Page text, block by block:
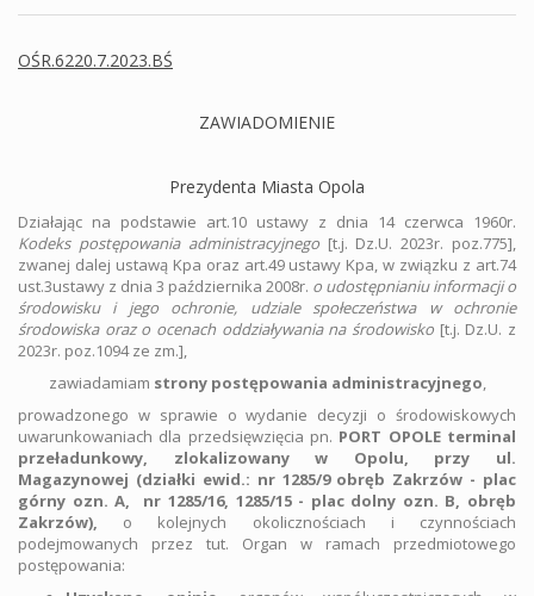
OŚR.6220.7.2023.BŚ
ZAWIADOMIENIE
Prezydenta Miasta Opola
Działając na podstawie art.10 ustawy z dnia 14 czerwca 1960r.
Kodeks postępowania administracyjnego[t.j. Dz.U. 2023r. poz.775],
zwanej dalej ustawą Kpa oraz art.49 ustawy Kpa, w związku z art.74
ust.3ustawy z dnia 3 października 2008r. o udostępnianiu informacji o
środowisku i jego ochronie, udziale społeczeństwa w ochronie
środowiska oraz o ocenach oddziaływania na środowisko [t.j. Dz.U. z
2023r. poz.1094 ze zm.],
zawiadamiam strony postępowania administracyjnego,
prowadzonego w sprawie o wydanie decyzji o środowiskowych
uwarunkowaniach dla przedsięwzięcia pn. PORT OPOLE terminal
przeładunkowy, zlokalizowany w Opolu, przy ul.
Magazynowej (działki ewid.: nr 1285/9 obręb Zakrzów - plac
górny ozn. A, nr 1285/16, 1285/15 - plac dolny ozn. B, obręb
Zakrzów), o kolejnych okolicznościach i czynnościach
podejmowanych przez tut. Organ w ramach przedmiotowego
postępowania: